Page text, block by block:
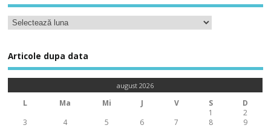
Articole dupa data
august 2026
L Ma Mi J V S
D
1
2
3
4 5 6 7 8
9